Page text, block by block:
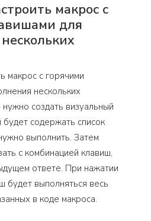
макрос с
для
макрос с горячими
нескольких
создать визуальный
будет содержать список
выполнить. Затем
с комбинацией клавиш,
ответе. При нажатии
будет выполняться весь
в коде макроса.